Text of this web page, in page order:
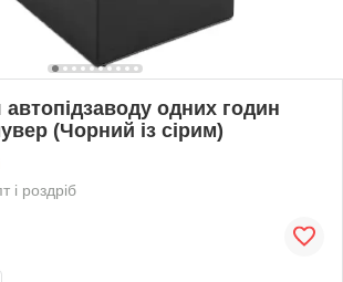
одних годин
(Чорний із сірим)
і роздріб